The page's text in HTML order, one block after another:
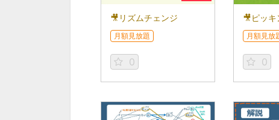
🎥リズムチェンジ
月額見放題
0
🎥ピッキ
月額見放
0